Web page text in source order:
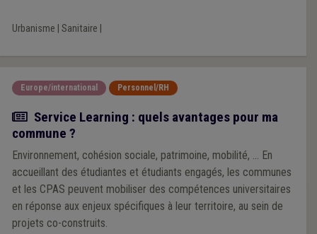
Urbanisme Sanitaire
Europe/international Personnel/RH
Actualité
Service Learning : quels avantages pour ma
commune ?
Environnement, cohésion sociale, patrimoine, mobilité, ... En
accueillant des étudiantes et étudiants engagés, les communes
et les CPAS peuvent mobiliser des compétences universitaires
en réponse aux enjeux spécifiques à leur territoire, au sein de
projets co-construits.